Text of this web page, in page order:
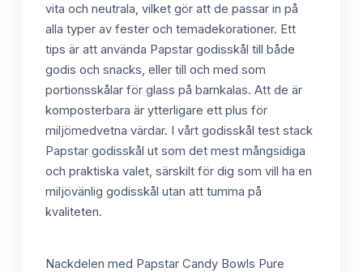
vita och neutrala, vilket gör att de passar in på
alla typer av fester och temadekorationer. Ett
tips är att använda Papstar godisskål till både
godis och snacks, eller till och med som
portionsskålar för glass på barnkalas. Att de är
komposterbara är ytterligare ett plus för
miljömedvetna värdar. I vårt godisskål test stack
Papstar godisskål ut som det mest mångsidiga
och praktiska valet, särskilt för dig som vill ha en
miljövänlig godisskål utan att tumma på
kvaliteten.
Nackdelen med Papstar Candy Bowls Pure